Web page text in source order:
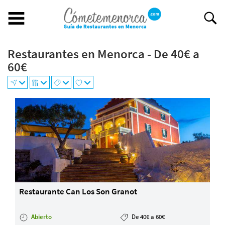
Buscar restaurante
BUSCAR RESTAURANTE
Restaurantes en Menorca
Abiertos
Por Localización
Por Tipo de Cocina
Por Precio
Ideal para
¿Tienes un restaurante?
Quiénes somos
Restaurantes en Menorca - De 40€ a
60€
+
−
Restaurante Can Los Son Granot
Abierto
De 40€ a 60€